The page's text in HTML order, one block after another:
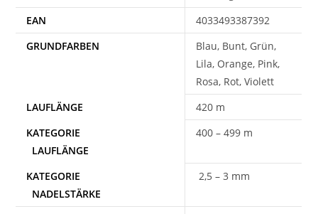
EAN
4033493387392
Blau, Bunt, Grün,
Lila, Orange, Pink,
Rosa, Rot, Violett
420 m
400 – 499 m
2,5 – 3 mm